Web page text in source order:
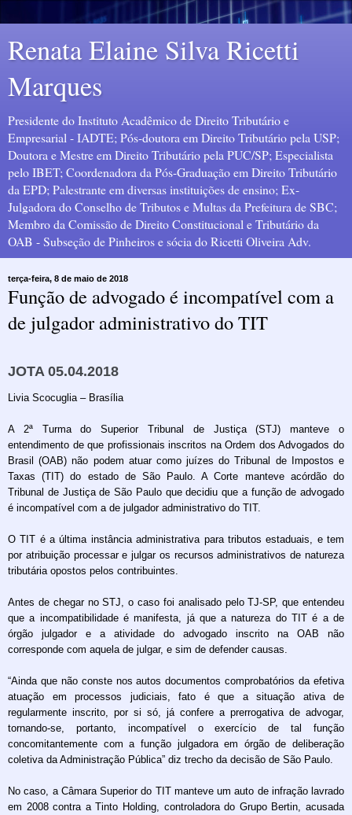
Renata Elaine Silva Ricetti
Marques
Presidente do Instituto Acadêmico de Direito Tributário e
Empresarial - IADTE; Pós-doutora em Direito Tributário pela USP;
Doutora e Mestre em Direito Tributário pela PUC/SP; Especialista
pelo IBET; Coordenadora da Pós-Graduação em Direito Tributário
da EPD; Palestrante em diversas instituições de ensino; Ex-
Julgadora do Conselho de Tributos e Multas da Prefeitura de SBC;
Membro da Comissão de Direito Constitucional e Tributário da
OAB - Subseção de Pinheiros e sócia do Ricetti Oliveira Adv.
terça-feira, 8 de maio de 2018
Função de advogado é incompatível com a
de julgador administrativo do TIT
JOTA 05.04.2018
Livia Scocuglia – Brasília
A 2ª Turma do Superior Tribunal de Justiça (STJ) manteve o
entendimento de que profissionais inscritos na Ordem dos Advogados do
Brasil (OAB) não podem atuar como juízes do Tribunal de Impostos e
Taxas (TIT) do estado de São Paulo. A Corte manteve acórdão do
Tribunal de Justiça de São Paulo que decidiu que a função de advogado
é incompatível com a de julgador administrativo do TIT.
O TIT é a última instância administrativa para tributos estaduais, e tem
por atribuição processar e julgar os recursos administrativos de natureza
tributária opostos pelos contribuintes.
Antes de chegar no STJ, o caso foi analisado pelo TJ-SP, que entendeu
que a incompatibilidade é manifesta, já que a natureza do TIT é a de
órgão julgador e a atividade do advogado inscrito na OAB não
corresponde com aquela de julgar, e sim de defender causas.
“Ainda que não conste nos autos documentos comprobatórios da efetiva
atuação em processos judiciais, fato é que a situação ativa de
regularmente inscrito, por si só, já confere a prerrogativa de advogar,
tornando-se, portanto, incompatível o exercício de tal função
concomitantemente com a função julgadora em órgão de deliberação
coletiva da Administração Pública” diz trecho da decisão de São Paulo.
No caso, a Câmara Superior do TIT manteve um auto de infração lavrado
em 2008 contra a Tinto Holding, controladora do Grupo Bertin, acusada